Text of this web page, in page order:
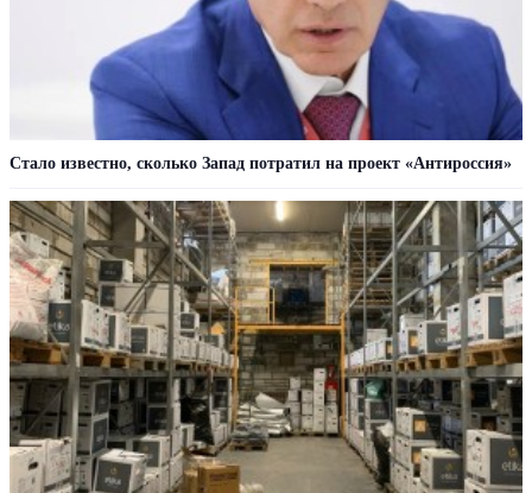
Стало известно, сколько Запад потратил на проект «Антироссия»